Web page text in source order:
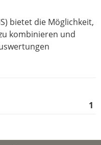
bietet die Möglichkeit,
kombinieren und
1